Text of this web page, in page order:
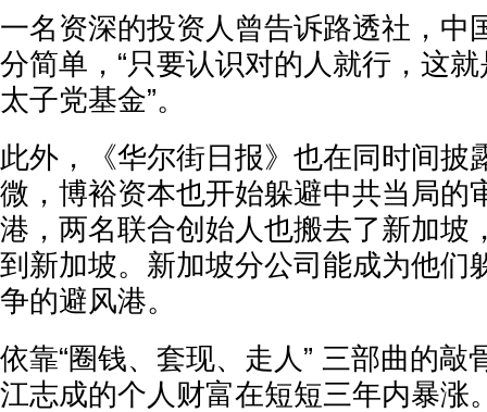
一名资深的投资人曾告诉路透社，中
分简单，“只要认识对的人就行，这
太子党基金”。
此外，《华尔街日报》也在同时间披
微，博裕资本也开始躲避中共当局的
港，两名联合创始人也搬去了新加坡
到新加坡。新加坡分公司能成为他们
争的避风港。
依靠“圈钱、套现、走人” 三部曲的敲
江志成的个人财富在短短三年内暴涨